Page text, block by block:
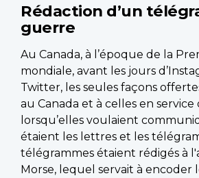
Rédaction d’un
guerre
Au Canada, à l’époque de la
mondiale, avant les jours
Twitter, les seules façons
au Canada et à celles en
lorsqu’elles voulaient
étaient les lettres et les
télégrammes étaient rédigés à
Morse, lequel servait à encoder